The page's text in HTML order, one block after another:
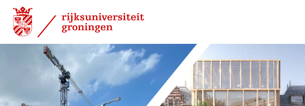
Skip
Content
Skip
Navigation